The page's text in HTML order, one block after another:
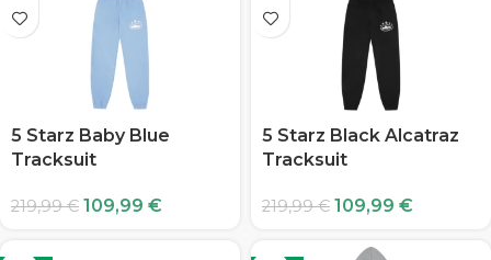
5 Starz Baby Blue
Tracksuit
219,99€ 109,99 €
5 Starz Black Alcatraz
Tracksuit
219,99€ 109,99 €